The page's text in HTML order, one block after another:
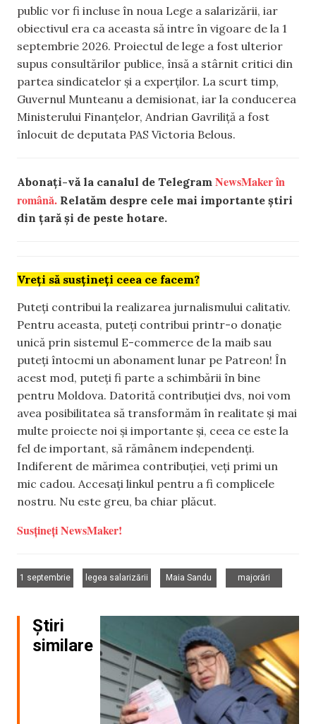
public vor fi incluse în noua Lege a salarizării, iar
obiectivul era ca aceasta să intre în vigoare de la 1
septembrie 2026. Proiectul de lege a fost ulterior
supus consultărilor publice, însă a stârnit critici din
partea sindicatelor și a experților. La scurt timp,
Guvernul Munteanu a demisionat, iar la conducerea
Ministerului Finanțelor, Andrian Gavriliță a fost
înlocuit de deputata PAS Victoria Belous.
Abonați-vă la canalul de Telegram NewsMaker în
română. Relatăm despre cele mai importante știri
din țară și de peste hotare.
Vreți să susțineți ceea ce facem?
Puteți contribui la realizarea jurnalismului calitativ.
Pentru aceasta, puteți contribui printr-o donație
unică prin sistemul E-commerce de la maib sau
puteți întocmi un abonament lunar pe Patreon! În
acest mod, puteți fi parte a schimbării în bine
pentru Moldova. Datorită contribuției dvs, noi vom
avea posibilitatea să transformăm în realitate și mai
multe proiecte noi și importante și, ceea ce este la
fel de important, să rămânem independenți.
Indiferent de mărimea contribuției, veți primi un
mic cadou. Accesați linkul pentru a fi complicele
nostru. Nu este greu, ba chiar plăcut.
Susțineți NewsMaker!
1 septembrie
legea salarizării
Maia Sandu
majorări
Știri
similare